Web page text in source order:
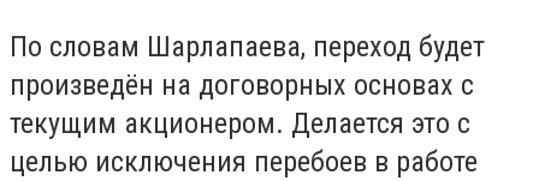
По словам Шарлапаева, переход будет
произведён на договорных основах с
текущим акционером. Делается это с
целью исключения перебоев в работе